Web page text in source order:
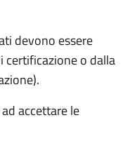
devono essere
o dalla
accettare le